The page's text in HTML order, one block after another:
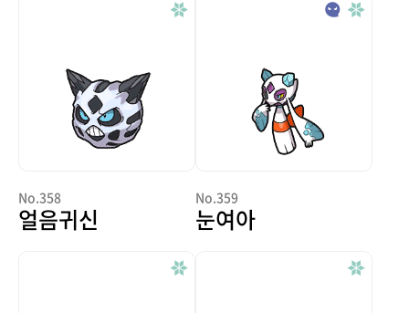
No.358
얼음귀신
No.359
눈여아